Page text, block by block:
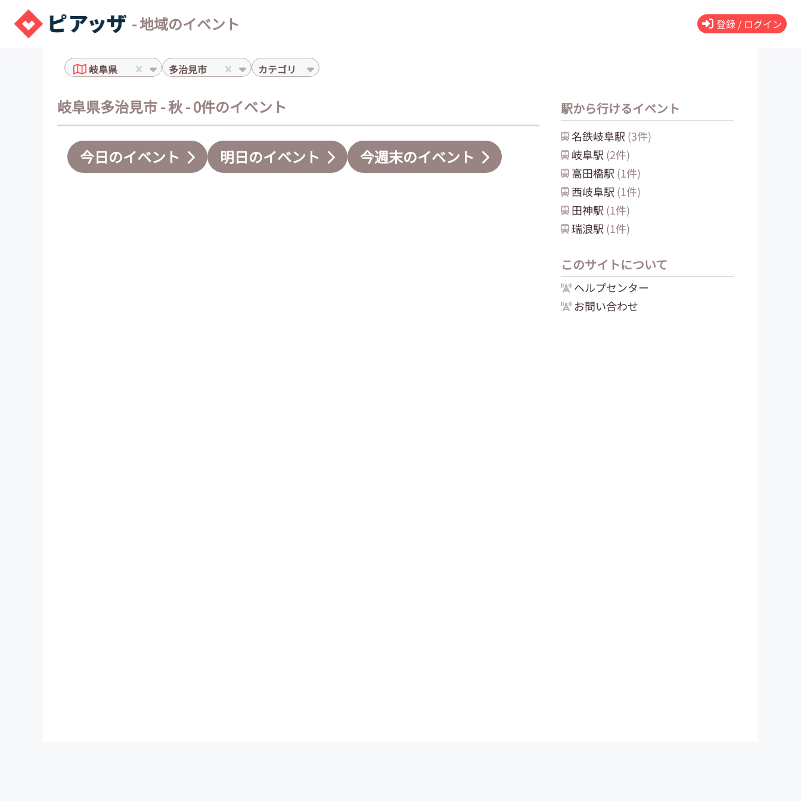
- 地域のイベント 登録 / ログイン
岐阜県 多治見市 カテゴリ
岐阜県多治見市 - 秋 - 0件のイベント
今日のイベント 明日のイベント 今週末のイベント
駅から行けるイベント
名鉄岐阜駅 (3件)
岐阜駅 (2件)
高田橋駅 (1件)
西岐阜駅 (1件)
田神駅 (1件)
瑞浪駅 (1件)
このサイトについて
ヘルプセンター
お問い合わせ